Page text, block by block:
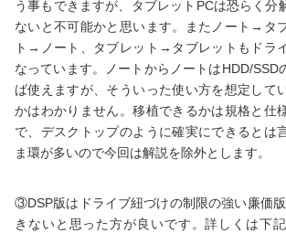
う事もできますが、タブレットPCは恐らく分
ないと不可能かと思います。またノート→タ
ト→ノート、タブレット→タブレットもドラ
なっています。ノートからノートはHDD/SSD
ば使えますが、そういった使い方を想定して
かはわかりません。移植できるかは規格と仕
で、デスクトップのように確実にできるとは
ま環が多いので今回は解説を除外とします。
③DSP版はドライブ紐づけの制限の強い廉価
きないと思った方が良いです。詳しくは下